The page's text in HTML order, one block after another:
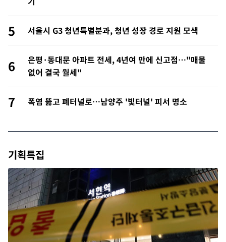
5 서울시 G3 청년특별분과, 청년 성장 경로 지원 모색
6
은평·동대문 아파트 전세, 4년여 만에 신고점…"매물
없어 결국 월세"
7 폭염 뚫고 폐터널로…남양주 '빛터널' 피서 명소
기획특집